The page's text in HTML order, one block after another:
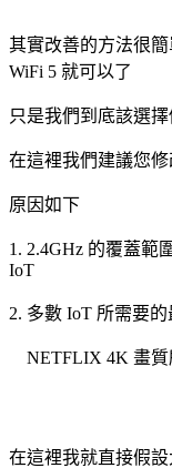
其實改善的方法很
WiFi 5 就可以了
只是我們到底該選擇
在這裡我們建議您修
原因如下
1. 2.4GHz 的覆蓋範
IoT
2. 多數 IoT 所需要
NETFLIX 4K 畫質
在這裡我就直接假